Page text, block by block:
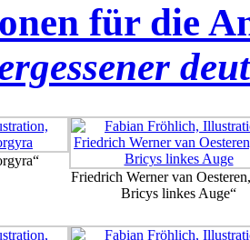
für die
Friedrich Werner van
Bricys linkes Auge“